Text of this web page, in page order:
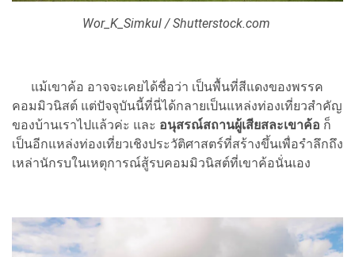
Wor_K_Simkul / Shutterstock.com
แม้เขาค้อ อาจจะเคยได้ชื่อว่า เป็นพื้นที่สีแดงของพรรค
คอมมิวนิสต์ แต่ปัจจุบันนี้ที่นี่ได้กลายเป็นแหล่งท่องเที่ยวสำคัญ
ของบ้านเราไปแล้วค่ะ และ อนุสรณ์สถานผู้เสียสละเขาค้อ ก็
เป็นอีกแหล่งท่องเที่ยวเชิงประวัติศาสตร์ที่สร้างขึ้นเพื่อรำลึกถึง
เหล่านักรบในเหตุการณ์สู้รบคอมมิวนิสต์ที่เขาค้อนั่นเอง